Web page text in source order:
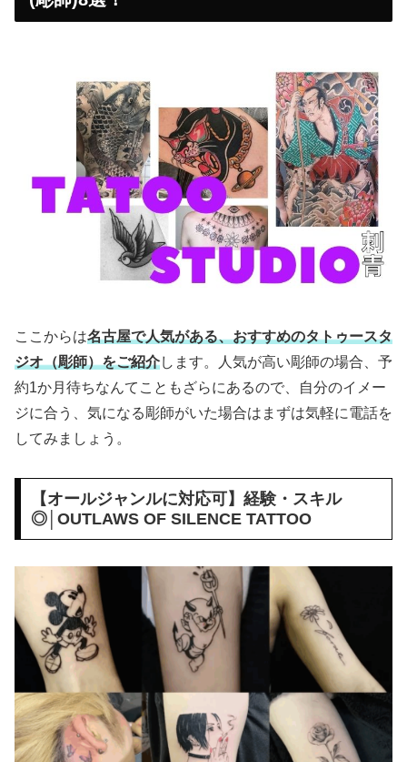
ここからは名古屋で人気がある、おすすめのタトゥースタ
ジオ（彫師）をご紹介します。人気が高い彫師の場合、予
約1か月待ちなんてこともざらにあるので、自分のイメー
ジに合う、気になる彫師がいた場合はまずは気軽に電話を
してみましょう。
【オールジャンルに対応可】経験・スキル
◎│OUTLAWS OF SILENCE TATTOO